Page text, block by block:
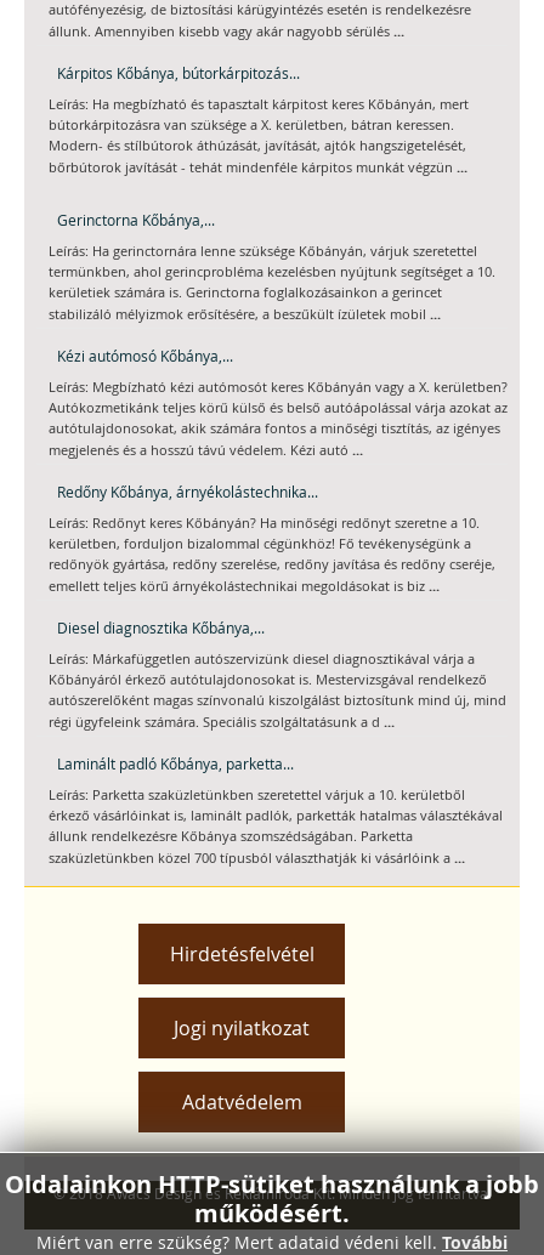
autófényezésig, de biztosítási kárügyintézés esetén is rendelkezésre
állunk. Amennyiben kisebb vagy akár nagyobb sérülés ...
Kárpitos Kőbánya, bútorkárpitozás...
Leírás: Ha megbízható és tapasztalt kárpitost keres Kőbányán, mert
bútorkárpitozásra van szüksége a X. kerületben, bátran keressen.
Modern- és stílbútorok áthúzását, javítását, ajtók hangszigetelését,
bőrbútorok javítását - tehát mindenféle kárpitos munkát végzün ...
Gerinctorna Kőbánya,...
Leírás: Ha gerinctornára lenne szüksége Kőbányán, várjuk szeretettel
termünkben, ahol gerincprobléma kezelésben nyújtunk segítséget a 10.
kerületiek számára is. Gerinctorna foglalkozásainkon a gerincet
stabilizáló mélyizmok erősítésére, a beszűkült ízületek mobil ...
Kézi autómosó Kőbánya,...
Leírás: Megbízható kézi autómosót keres Kőbányán vagy a X. kerületben?
Autókozmetikánk teljes körű külső és belső autóápolással várja azokat az
autótulajdonosokat, akik számára fontos a minőségi tisztítás, az igényes
megjelenés és a hosszú távú védelem. Kézi autó ...
Redőny Kőbánya, árnyékolástechnika...
Leírás: Redőnyt keres Kőbányán? Ha minőségi redőnyt szeretne a 10.
kerületben, forduljon bizalommal cégünkhöz! Fő tevékenységünk a
redőnyök gyártása, redőny szerelése, redőny javítása és redőny cseréje,
emellett teljes körű árnyékolástechnikai megoldásokat is biz ...
Diesel diagnosztika Kőbánya,...
Leírás: Márkafüggetlen autószervizünk diesel diagnosztikával várja a
Kőbányáról érkező autótulajdonosokat is. Mestervizsgával rendelkező
autószerelőként magas színvonalú kiszolgálást biztosítunk mind új, mind
régi ügyfeleink számára. Speciális szolgáltatásunk a d ...
Laminált padló Kőbánya, parketta...
Leírás: Parketta szaküzletünkben szeretettel várjuk a 10. kerületből
érkező vásárlóinkat is, laminált padlók, parketták hatalmas választékával
állunk rendelkezésre Kőbánya szomszédságában. Parketta
szaküzletünkben közel 700 típusból választhatják ki vásárlóink a ...
Hirdetésfelvétel
Jogi nyilatkozat
Adatvédelem
Oldalainkon HTTP-sütiket használunk a jobb
működésért.
Miért van erre szükség? Mert adataid védeni kell. További
© 2018 Awacs Design és Reklámiroda Kft. Minden jog fenntartva.
Xnxx